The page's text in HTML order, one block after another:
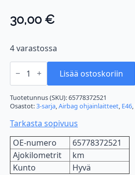
30,00 €
4 varastossa
BMW
E46
OHJAINYKSIKKÖ
määrä
Lisää ostoskoriin
Tuotetunnus (SKU):65778372521
Osastot:3-sarja,Airbag ohjainlaitteet, E46,
Tarkasta sopivuus
OE-numero
65778372521
Ajokilometrit
km
Kunto
Hyvä